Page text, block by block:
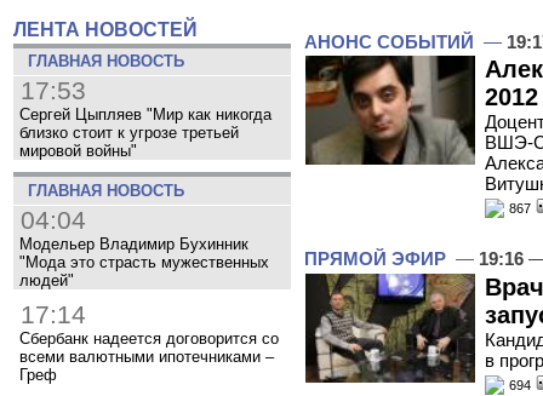
ЛЕНТА НОВОСТЕЙ
ГЛАВНАЯ НОВОСТЬ
17:53
Сергей Цыпляев "Мир как никогда
близко стоит к угрозе третьей
мировой войны"
ГЛАВНАЯ НОВОСТЬ
04:04
Модельер Владимир Бухинник
"Мода это страсть мужественных
людей"
17:14
Сбербанк надеется договорится со
всеми валютными ипотечниками –
Греф
АНОНС СОБЫТИЙ —
ВШЭ-
867
ПРЯМОЙ ЭФИР — 19:16
в
694